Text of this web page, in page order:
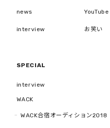
news
interview
YouTube
お笑い
SPECIAL
interview
WACK
WACK合宿オーディション2018